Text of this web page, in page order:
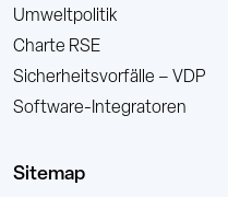
Umweltpolitik
Charte RSE
Sicherheitsvorfälle – VDP
Software-Integratoren
Sitemap